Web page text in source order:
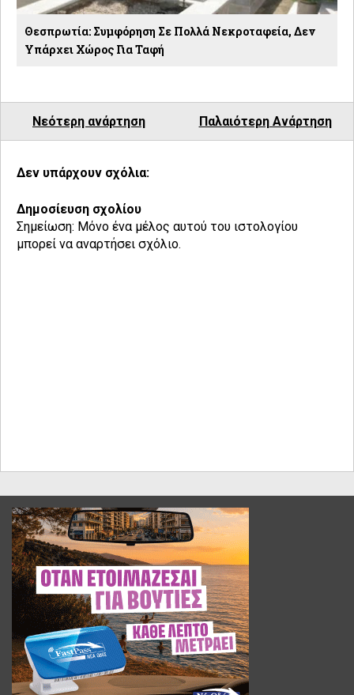
Θεσπρωτία: Συμφόρηση Σε Πολλά Νεκροταφεία, Δεν
Υπάρχει Χώρος Για Ταφή
Νεότερη ανάρτηση Παλαιότερη Ανάρτηση
Δεν υπάρχουν σχόλια:
Δημοσίευση σχολίου
Σημείωση: Μόνο ένα μέλος αυτού του ιστολογίου
μπορεί να αναρτήσει σχόλιο.